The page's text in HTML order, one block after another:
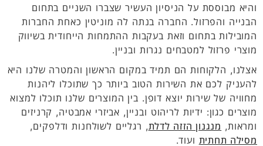
והיא מבוססת על הניסיון העשיר שצברו השניים בתחום
הבנייה והפרזול. החברה בנתה לה מוניטין כאחת החברות
המובילות בתחום וזאת בעקבות ההתמחות הייחודית בשיווק
מוצרי פרזול למטבחים נגרות ובניין.
אצלנו, הלקוחות הם תמיד במקום הראשון והמטרה שלנו היא
להעניק לכם את השירות הטוב ביותר כך שתוכלו ליהנות
מחוויה של שירות יוצא דופן. בין המוצרים שלנו תוכלו למצוא
מוצרים כגון: ידיות לריהוט ובניין, אביזרי אמבטיה, קרניזים
ומראות, מנגנון הזזה לדלת, רגליים לשולחנות ודלפקים,
מסילה תחתית ועוד.